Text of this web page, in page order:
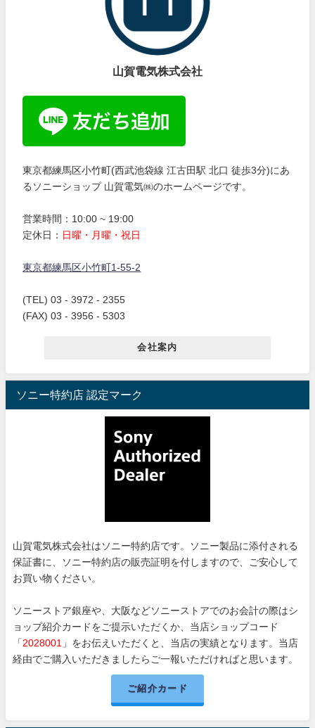
山賀電気株式会社
東京都練馬区小竹町(西武池袋線 江古田駅 北口 徒歩3分)にあ
るソニーショップ 山賀電気㈱のホームページです。
営業時間：10:00 ~ 19:00
定休日： 日曜・月曜・祝日
東京都練馬区小竹町1-55-2
(TEL) 03 - 3972 - 2355
(FAX) 03 - 3956 - 5303
会社案内
ソニー特約店 認定マーク
山賀電気株式会社はソニー特約店です。ソニー製品に添付される
保証書に、ソニー特約店の販売証明を付しますので、ご安心して
お買い物ください。
ソニーストア銀座や、大阪などソニーストアでのお会計の際はシ
ョップ紹介カードをご提示いただくか、当店ショップコード
「 2028001 」をお伝えいただくと、当店の実績となります。当店
経由でご購入いただきましたらご一報いただければと思います。
ご紹介カード